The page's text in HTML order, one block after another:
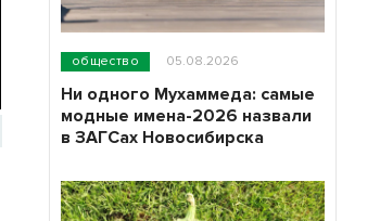
общество 05.08.2026
Ни одного Мухаммеда: самые
модные имена-2026 назвали
в ЗАГСах Новосибирска